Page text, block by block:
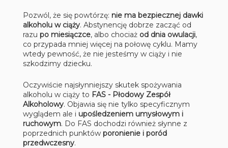
Pozwól, że się powtórzę: nie ma bezpiecznej dawki
alkoholu w ciąży. Abstynencję dobrze zacząć od
razu po miesiączce, albo chociaż od dnia owulacji,
co przypada mniej więcej na połowę cyklu. Mamy
wtedy pewność, że nie jesteśmy w ciąży i nie
szkodzimy dziecku.
Oczywiście najsłynniejszy skutek spożywania
alkoholu w ciąży to FAS - Płodowy Zespół
Alkoholowy. Objawia się nie tylko specyficznym
wyglądem ale i upośledzeniem umysłowym i
ruchowym. Do FAS dochodzi również słynne z
poprzednich punktów poronienie i poród
przedwczesny.